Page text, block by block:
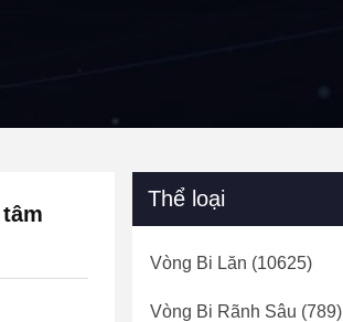
Thể loại
Vòng Bi Lăn (10625)
Vòng Bi Rãnh Sâu (789)